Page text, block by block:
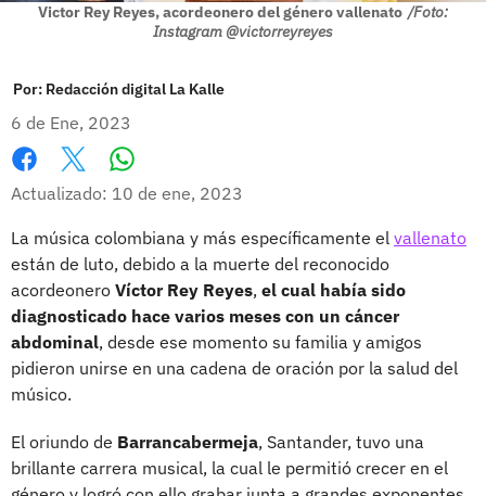
Victor Rey Reyes, acordeonero del género vallenato /Foto:
Instagram @victorreyreyes
Por: Redacción digital La Kalle
6 de Ene, 2023
Facebook
X
Actualizado: 10 de ene, 2023
La música colombiana y más específicamente el vallenato
están de luto, debido a la muerte del reconocido
acordeonero Víctor Rey Reyes, el cual había sido
diagnosticado hace varios meses con un cáncer
abdominal, desde ese momento su familia y amigos
pidieron unirse en una cadena de oración por la salud del
músico.
El oriundo de Barrancabermeja, Santander, tuvo una
brillante carrera musical, la cual le permitió crecer en el